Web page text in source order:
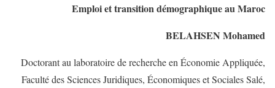
Emploi et transition démographique au Maroc
BELAHSEN Mohamed
Doctorant au laboratoire de recherche en Économie Appliquée,
Faculté des Sciences Juridiques, Économiques et Sociales Salé,